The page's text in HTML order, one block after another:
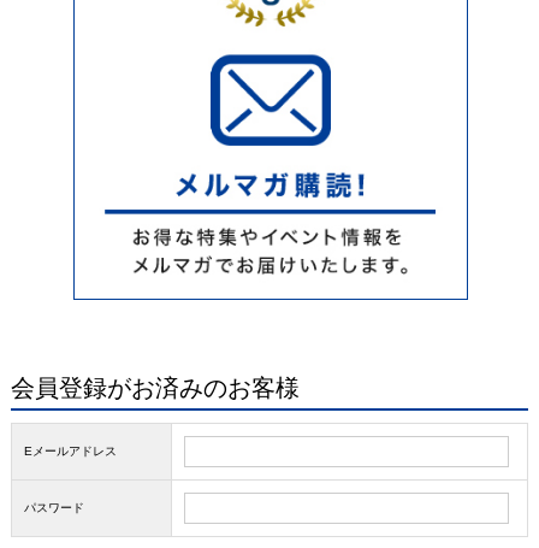
会員登録がお済みのお客様
Eメールアドレス
パスワード